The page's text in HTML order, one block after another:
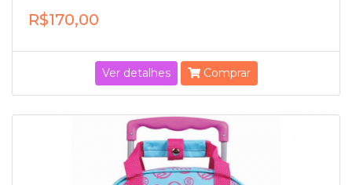
R$170,00
Ver detalhes Comprar